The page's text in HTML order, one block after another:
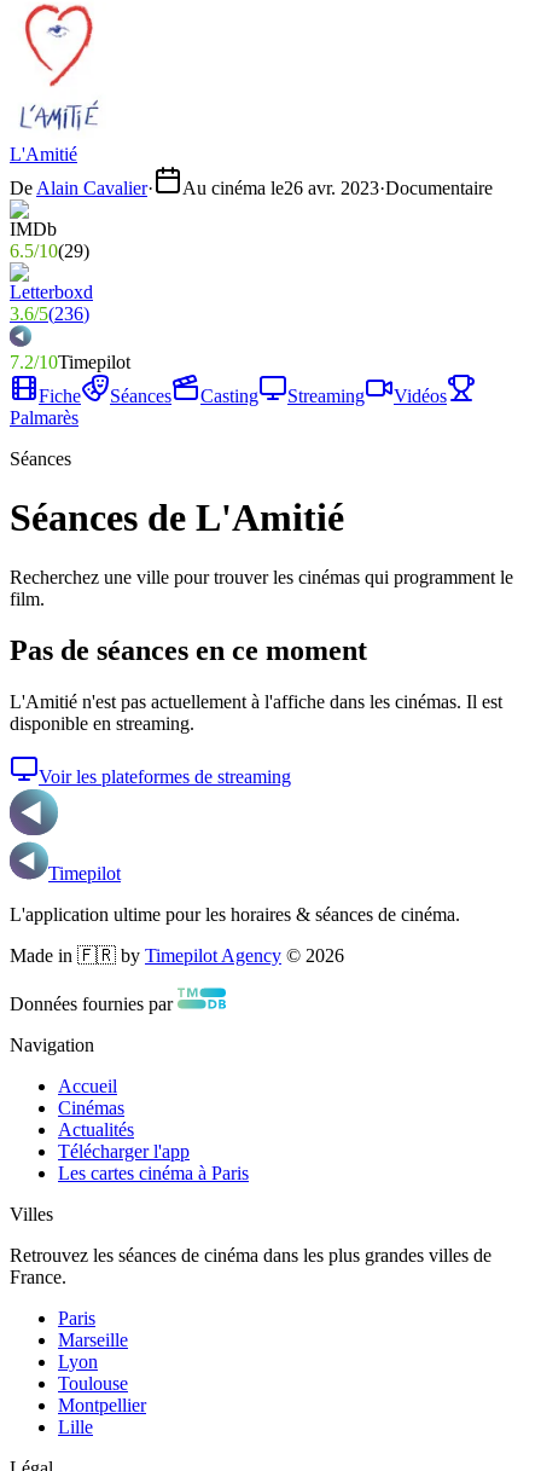
L'Amitié
De Alain Cavalier· Au cinéma le26 avr. 2023·Documentaire
6.5/10(29)
3.6/5(236)
7.2/10Timepilot
Fiche
Séances Casting Streaming
Vidéos
Palmarès
Séances
Séances de L'Amitié
Recherchez une ville pour trouver les cinémas qui programment le
film.
Pas de séances en ce moment
L'Amitié n'est pas actuellement à l'affiche dans les cinémas. Il est
disponible en streaming.
Voir les plateformes de streaming
Timepilot
L'application ultime pour les horaires & séances de cinéma.
Made in 🇫🇷 by Timepilot Agency © 2026
Données fournies par
Navigation
Accueil
Cinémas
Actualités
Télécharger l'app
Les cartes cinéma à Paris
Villes
Retrouvez les séances de cinéma dans les plus grandes villes de
France.
Paris
Marseille
Lyon
Toulouse
Montpellier
Lille